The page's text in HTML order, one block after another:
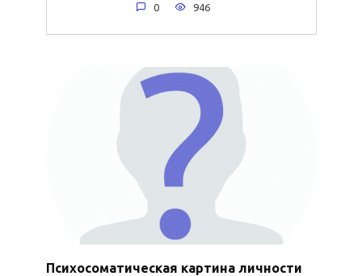
0 946
Психосоматическая картина личности